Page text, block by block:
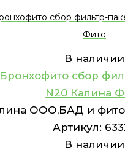
сбор фильтр-
Фито
В наличии
сбор
N20 Калина
ООО,БАД и
Артикул:
В наличии